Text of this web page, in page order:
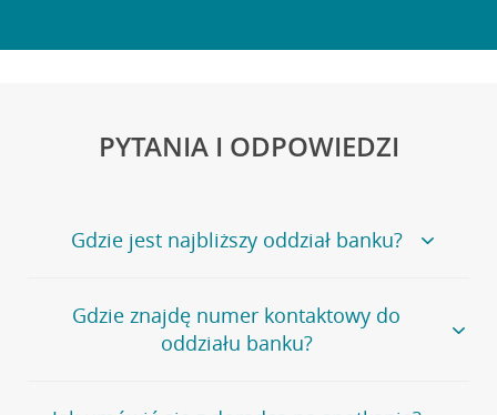
PYTANIA I ODPOWIEDZI
Gdzie jest najbliższy oddział banku?
Jeśli szukasz oddziału naszego banku, zapraszamy na
stronęPlacówki i bankomaty, na której znajduje się
wygodna wyszukiwarka.
oddziałów
Gdzie znajdę numer kontaktowy do
oddziału banku?
Bank Credit Agricole nie udostępnia ogólnego numeru